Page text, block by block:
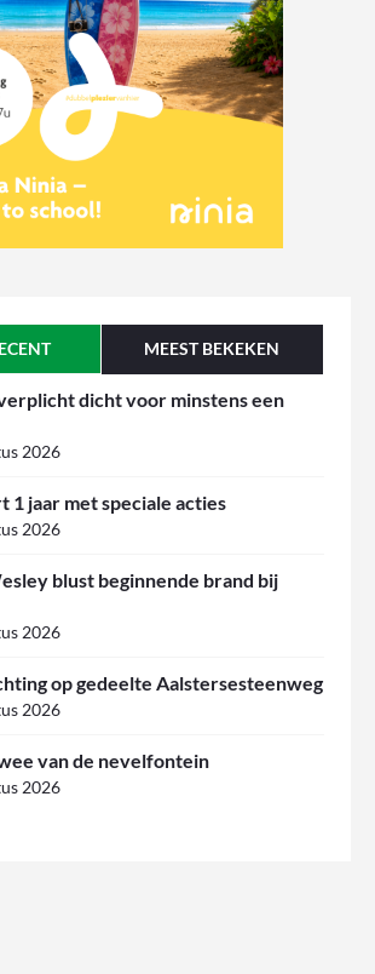
MEEST BEKEKEN
dicht voor minstens een
2026
1 jaar met speciale acties
2026
blust beginnende brand bij
2026
op gedeelte Aalstersesteenweg
2026
van de nevelfontein
2026